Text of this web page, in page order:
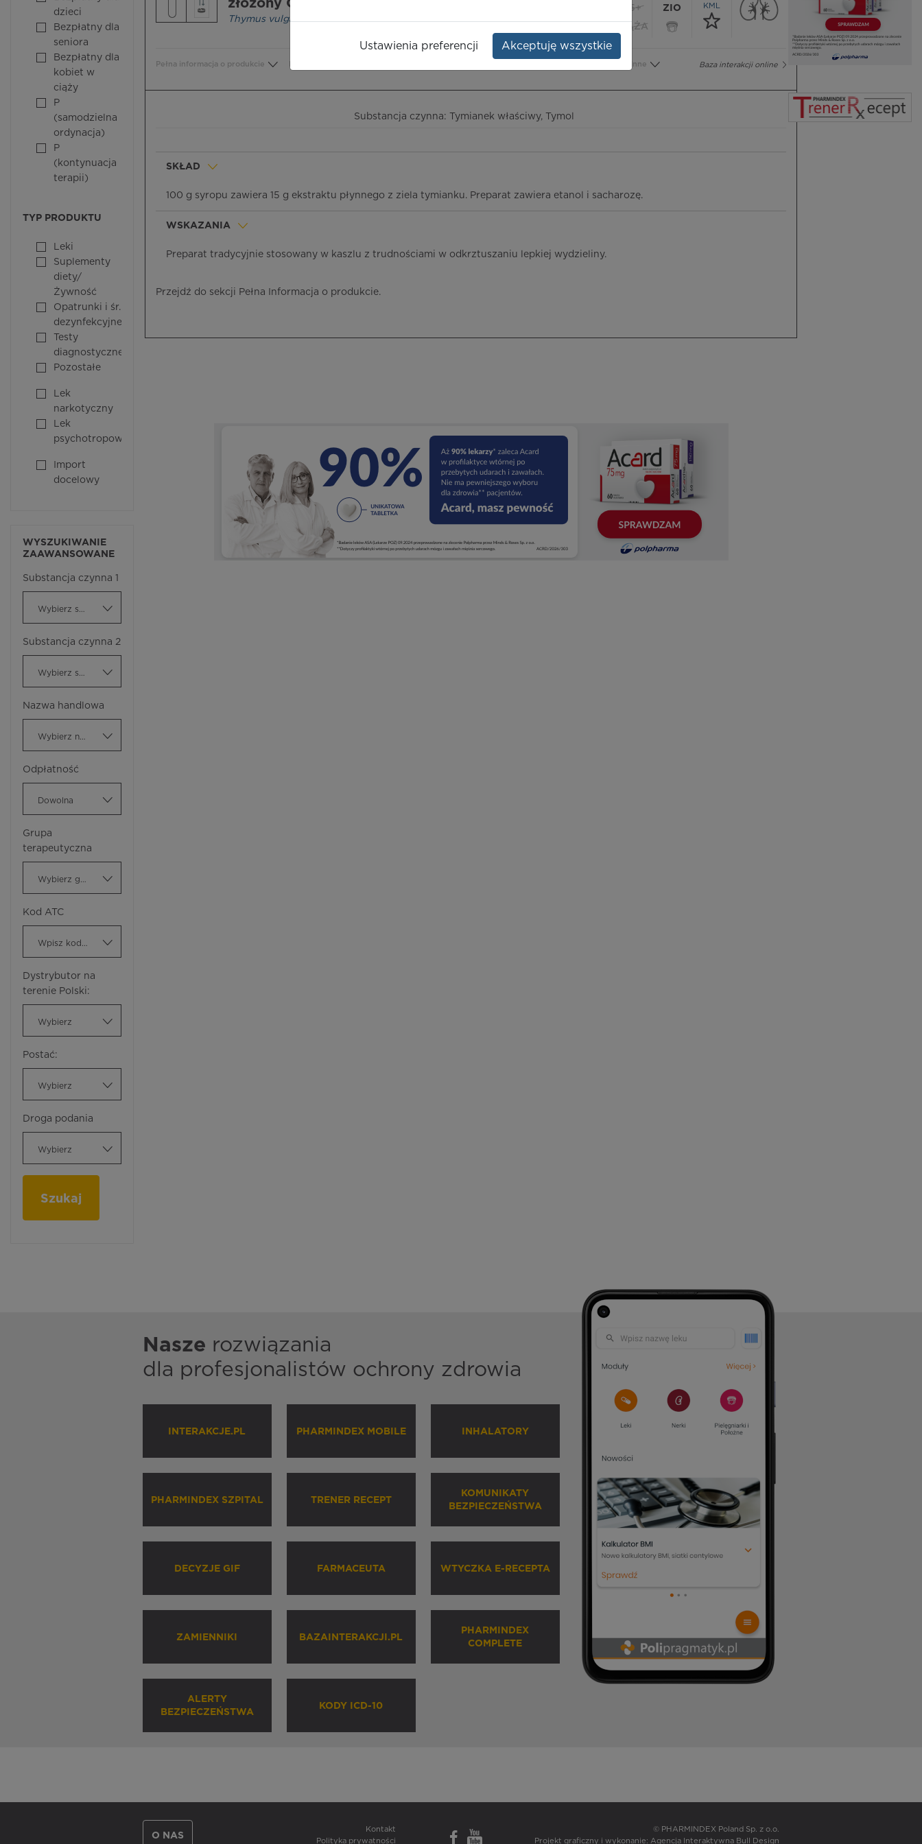
dzieci
Bezpłatny dla
seniora
Bezpłatny dla
kobiet w
ciąży
P
(samodzielna
ordynacja)
P
(kontynuacja
terapii)
TYP PRODUKTU
Leki
Suplementy
diety/
Żywność
Opatrunki i śr.
dezynfekcyjne
Testy
diagnostyczne
Pozostałe
Lek
narkotyczny
Lek
psychotropowy
Import
docelowy
WYSZUKIWANIE
ZAAWANSOWANE
Substancja czynna 1
Substancja czynna 2
Nazwa handlowa
Odpłatność
Dowolna
Grupa
terapeutyczna
Kod ATC
Dystrybutor na
terenie Polski:
Wybierz
Postać:
Wybierz
Droga podania
Wybierz
Szukaj
złożony Gemi
Thymus vulgaris,Thymol
65+
CIĄŻA
ZIO
KML
Baza interakcji online
Pełna informacja o produkcie Inne
Substancja czynna: Tymianek właściwy, Tymol
SKŁAD
100 g syropu zawiera 15 g ekstraktu płynnego z ziela tymianku. Preparat zawiera etanol i sacharozę.
WSKAZANIA
Preparat tradycyjnie stosowany w kaszlu z trudnościami w odkrztuszaniu lepkiej wydzieliny.
Przejdź do sekcji Pełna Informacja o produkcie.
Nasze rozwiązania
dla profesjonalistów ochrony zdrowia
INTERAKCJE.PL PHARMINDEX MOBILE INHALATORY
PHARMINDEX SZPITAL TRENER RECEPT
KOMUNIKATY
BEZPIECZEŃSTWA
DECYZJE GIF FARMACEUTA WTYCZKA E-RECEPTA
ZAMIENNIKI BAZAINTERAKCJI.PL
PHARMINDEX
COMPLETE
ALERTY
BEZPIECZEŃSTWA
KODY ICD-10
O NAS
Kontakt
Polityka prywatności
© PHARMINDEX Poland Sp. z o.o.
Projekt graficzny i wykonanie: Agencja Interaktywna Bull Design
Ustawienia preferencji Akceptuję wszystkie